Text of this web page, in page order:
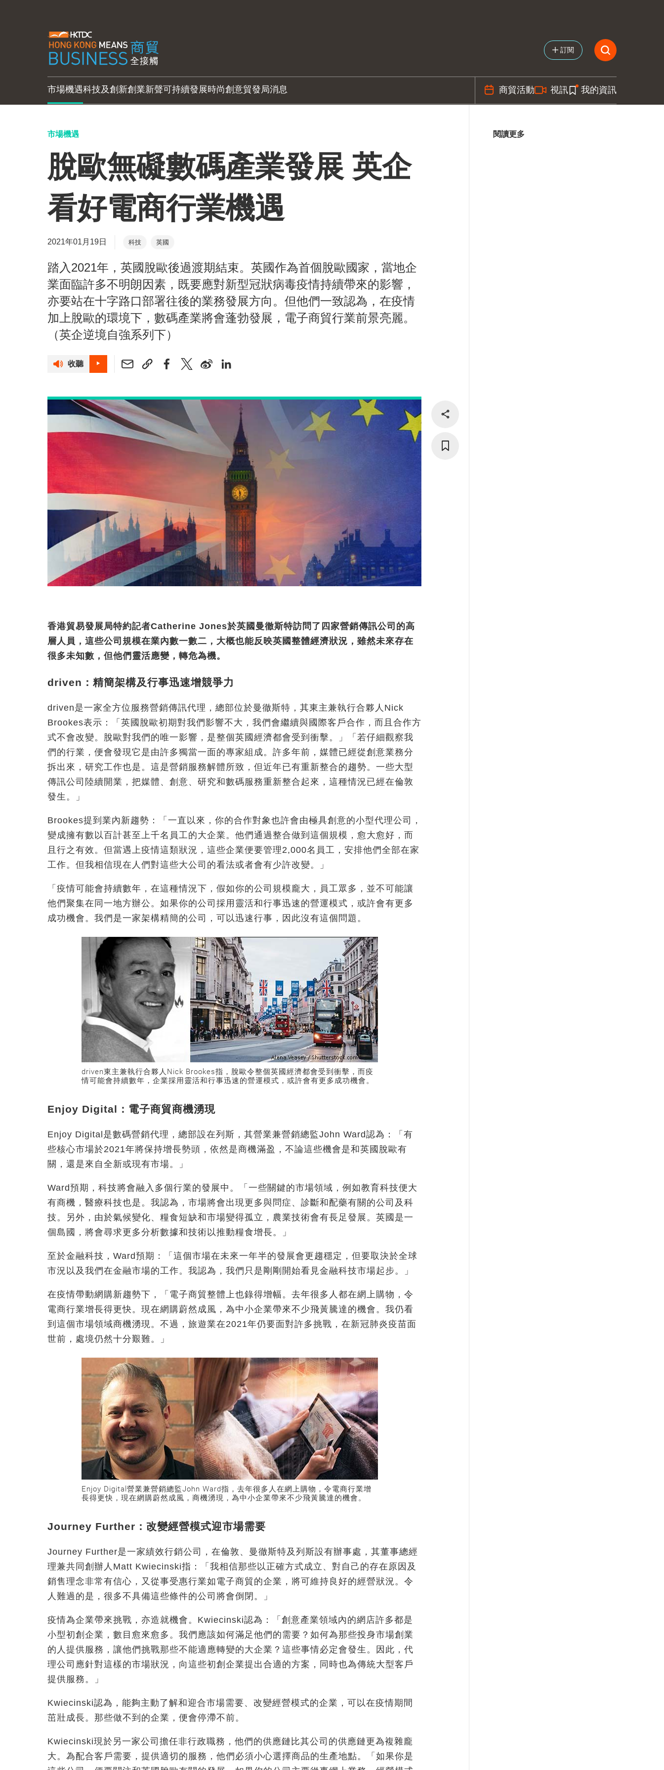
訂閱
市場機遇科技及創新創業新聲可持續發展時尚創意貿發局消息 商貿活動 視訊 我的資訊
市場機遇
脫歐無礙數碼產業發展 英企
看好電商行業機遇
2021年01月19日 科技 英國
踏入2021年，英國脫歐後過渡期結束。英國作為首個脫歐國家，當地企
業面臨許多不明朗因素，既要應對新型冠狀病毒疫情持續帶來的影響，
亦要站在十字路口部署往後的業務發展方向。但他們一致認為，在疫情
加上脫歐的環境下，數碼產業將會蓬勃發展，電子商貿行業前景亮麗。
（英企逆境自強系列下）
收聽
香港貿易發展局特約記者Catherine Jones於英國曼徹斯特訪問了四家營銷傳訊公司的高
層人員，這些公司規模在業內數一數二，大概也能反映英國整體經濟狀況，雖然未來存在
很多未知數，但他們靈活應變，轉危為機。
driven：精簡架構及行事迅速增競爭力
driven是一家全方位服務營銷傳訊代理，總部位於曼徹斯特，其東主兼執行合夥人Nick
Brookes表示：「英國脫歐初期對我們影響不大，我們會繼續與國際客戶合作，而且合作方
式不會改變。脫歐對我們的唯一影響，是整個英國經濟都會受到衝擊。」「若仔細觀察我
們的行業，便會發現它是由許多獨當一面的專家組成。許多年前，媒體已經從創意業務分
拆出來，研究工作也是。這是營銷服務解體所致，但近年已有重新整合的趨勢。一些大型
傳訊公司陸續開業，把媒體、創意、研究和數碼服務重新整合起來，這種情況已經在倫敦
發生。」
Brookes提到業內新趨勢：「一直以來，你的合作對象也許會由極具創意的小型代理公司，
變成擁有數以百計甚至上千名員工的大企業。他們通過整合做到這個規模，愈大愈好，而
且行之有效。但當遇上疫情這類狀況，這些企業便要管理2,000名員工，安排他們全部在家
工作。但我相信現在人們對這些大公司的看法或者會有少許改變。」
「疫情可能會持續數年，在這種情況下，假如你的公司規模龐大，員工眾多，並不可能讓
他們聚集在同一地方辦公。如果你的公司採用靈活和行事迅速的營運模式，或許會有更多
成功機會。我們是一家架構精簡的公司，可以迅速行事，因此沒有這個問題。
driven東主兼執行合夥人Nick Brookes指，脫歐令整個英國經濟都會受到衝擊，而疫
情可能會持續數年，企業採用靈活和行事迅速的營運模式，或許會有更多成功機會。
Enjoy Digital：電子商貿商機湧現
Enjoy Digital是數碼營銷代理，總部設在列斯，其營業兼營銷總監John Ward認為：「有
些核心市場於2021年將保持增長勢頭，依然是商機滿盈，不論這些機會是和英國脫歐有
關，還是來自全新或現有市場。」
Ward預期，科技將會融入多個行業的發展中。「一些關鍵的市場領域，例如教育科技便大
有商機，醫療科技也是。我認為，市場將會出現更多與問症、診斷和配藥有關的公司及科
技。另外，由於氣候變化、糧食短缺和市場變得孤立，農業技術會有長足發展。英國是一
個島國，將會尋求更多分析數據和技術以推動糧食增長。」
至於金融科技，Ward預期：「這個市場在未來一年半的發展會更趨穩定，但要取決於全球
市況以及我們在金融市場的工作。我認為，我們只是剛剛開始看見金融科技市場起步。」
在疫情帶動網購新趨勢下，「電子商貿整體上也錄得增幅。去年很多人都在網上購物，令
電商行業增長得更快。現在網購蔚然成風，為中小企業帶來不少飛黃騰達的機會。我仍看
到這個市場領域商機湧現。不過，旅遊業在2021年仍要面對許多挑戰，在新冠肺炎疫苗面
世前，處境仍然十分艱難。」
Enjoy Digital營業兼營銷總監John Ward指，去年很多人在網上購物，令電商行業增
長得更快，現在網購蔚然成風，商機湧現，為中小企業帶來不少飛黃騰達的機會。
Journey Further：改變經營模式迎市場需要
Journey Further是一家績效行銷公司，在倫敦、曼徹斯特及列斯設有辦事處，其董事總經
理兼共同創辦人Matt Kwiecinski指：「我相信那些以正確方式成立、對自己的存在原因及
銷售理念非常有信心，又從事受惠行業如電子商貿的企業，將可維持良好的經營狀況。令
人難過的是，很多不具備這些條件的公司將會倒閉。」
疫情為企業帶來挑戰，亦造就機會。Kwiecinski認為：「創意產業領域內的網店許多都是
小型初創企業，數目愈來愈多。我們應該如何滿足他們的需要？如何為那些投身市場創業
的人提供服務，讓他們挑戰那些不能適應轉變的大企業？這些事情必定會發生。因此，代
理公司應針對這樣的市場狀況，向這些初創企業提出合適的方案，同時也為傳統大型客戶
提供服務。」
Kwiecinski認為，能夠主動了解和迎合市場需要、改變經營模式的企業，可以在疫情期間
茁壯成長。那些做不到的企業，便會停滯不前。
Kwiecinski現於另一家公司擔任非行政職務，他們的供應鏈比其公司的供應鏈更為複雜龐
大。為配合客戶需要，提供適切的服務，他們必須小心選擇商品的生產地點。「如果你是
閱讀更多